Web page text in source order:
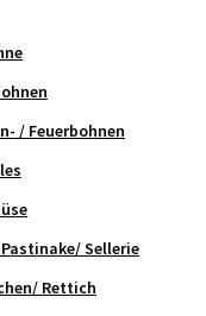
/ Feuerbohnen
Sellerie
Rettich